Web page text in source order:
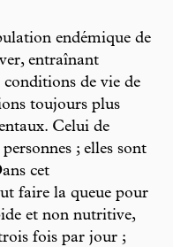
endémique de
entraînant
de vie de
toujours plus
Celui de
; elles sont
cet
faire la queue pour
et non nutritive,
fois par jour ;